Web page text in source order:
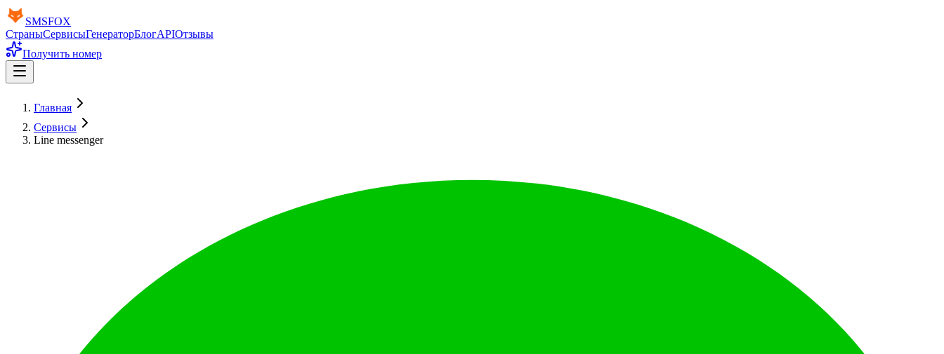
SMSFOX
СтраныСервисыГенераторБлогAPIОтзывы
Получить номер
Главная
Сервисы
Line messenger